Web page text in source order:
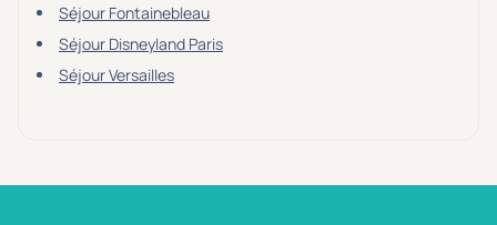
Séjour Fontainebleau
Séjour Disneyland Paris
Séjour Versailles